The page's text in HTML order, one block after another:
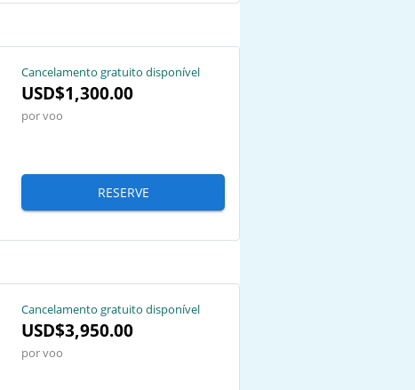
Cancelamento gratuito disponível
USD$1,300.00
por voo
RESERVE
Cancelamento gratuito disponível
USD$3,950.00
por voo